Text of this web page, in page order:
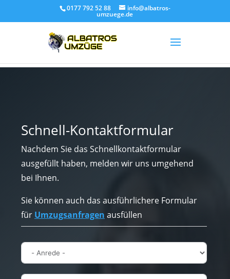
0177 792 52 88 info@albatros-
umzuege.de
Schnell-Kontaktformular
Nachdem Sie das Schnellkontaktformular
ausgefüllt haben, melden wir uns umgehend
bei Ihnen.
Sie können auch das ausführlichere Formular
für Umzugsanfragen ausfüllen